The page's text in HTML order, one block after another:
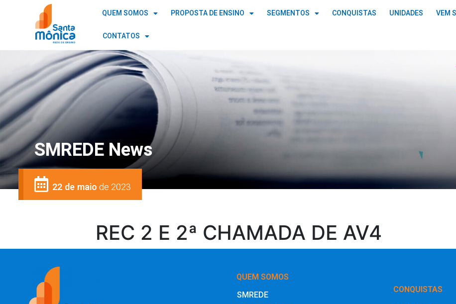
QUEM SOMOS PROPOSTA DE ENSINO SEGMENTOS CONQUISTAS UNIDADES VEM
CONTATOS
SMREDE News
22 de maiode 2023
REC 2 E 2ª CHAMADA DE AV4
QUEM SOMOS
SMREDE
‎CONQUISTAS